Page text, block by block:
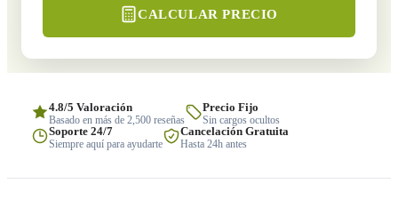
CALCULAR PRECIO
4.8/5 Valoración
Basado en más de 2,500 reseñas
Precio Fijo
Sin cargos ocultos
Soporte 24/7
Siempre aquí para ayudarte
Cancelación Gratuita
Hasta 24h antes